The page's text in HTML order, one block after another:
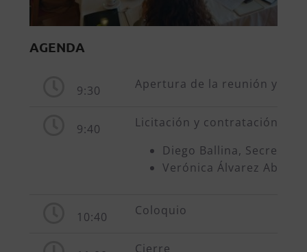
AGENDA
9:30 Apertura de la reunión y
9:40
Licitación y contratación
Diego Ballina,
Verónica Álvarez
10:40 Coloquio
Cierre